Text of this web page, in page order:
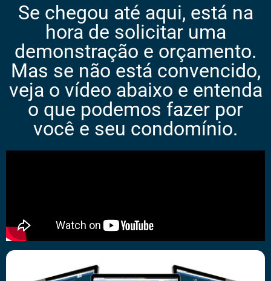
Se chegou até aqui, está na
hora de solicitar uma
demonstração e orçamento.
Mas se não está convencido,
veja o vídeo abaixo e entenda
o que podemos fazer por
você e seu condomínio.